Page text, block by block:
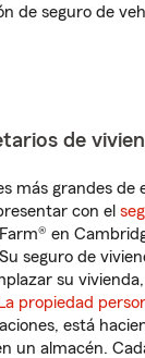
de seguro de
de
más grandes de
con el
en
Su seguro de
su
La propiedad
está
un almacén.